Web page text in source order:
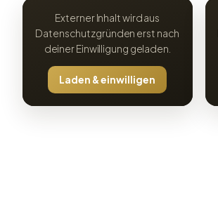
Externer Inhalt wird aus
Datenschutzgründen erst nach
deiner Einwilligung geladen.
Laden & einwilligen